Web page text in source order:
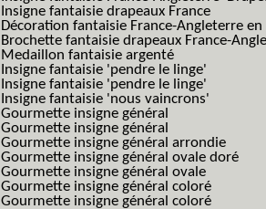
Insigne fantaisie drapeaux France
Décoration fantaisie France-Angleterre en
Brochette fantaisie drapeaux France-
Medaillon fantaisie argenté
Insigne fantaisie 'pendre le linge'
Insigne fantaisie 'pendre le linge'
Insigne fantaisie 'nous vaincrons'
Gourmette insigne général
Gourmette insigne général
Gourmette insigne général arrondie
Gourmette insigne général ovale doré
Gourmette insigne général ovale
Gourmette insigne général coloré
Gourmette insigne général coloré